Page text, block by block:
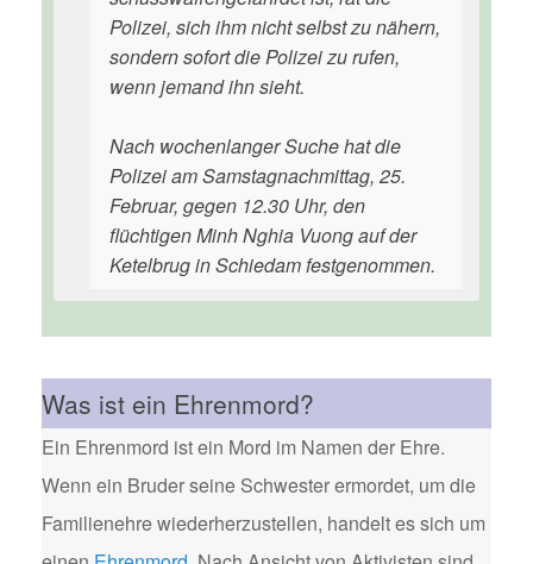
Polizei, sich ihm nicht selbst zu nähern,
sondern sofort die Polizei zu rufen,
wenn jemand ihn sieht.
Nach wochenlanger Suche hat die
Polizei am Samstagnachmittag, 25.
Februar, gegen 12.30 Uhr, den
flüchtigen Minh Nghia Vuong auf der
Ketelbrug in Schiedam festgenommen.
Was ist ein Ehrenmord?
Ein Ehrenmord ist ein Mord im Namen der Ehre.
Wenn ein Bruder seine Schwester ermordet, um die
Familienehre wiederherzustellen, handelt es sich um